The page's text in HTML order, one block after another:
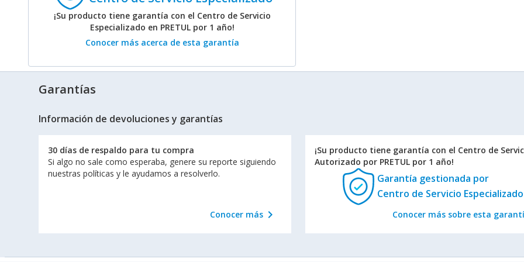
¡Su producto tiene garantía con el Centro de Servicio
Especializado en PRETUL por 1 año!
Conocer más acerca de esta garantía
Garantías
Información de devoluciones y garantías
30 días de respaldo para tu compra
Si algo no sale como esperaba, genere su reporte siguiendo
nuestras políticas y le ayudamos a resolverlo.
Conocer máschevron_right
¡Su producto tiene garantía con el Centro de
Autorizado por PRETUL por 1 año!
Garantía gestionada por
Centro de Servicio Especializado
Conocer más sobre esta